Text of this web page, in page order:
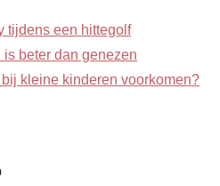
tijdens een hittegolf
beter dan genezen
kleine kinderen voorkomen?